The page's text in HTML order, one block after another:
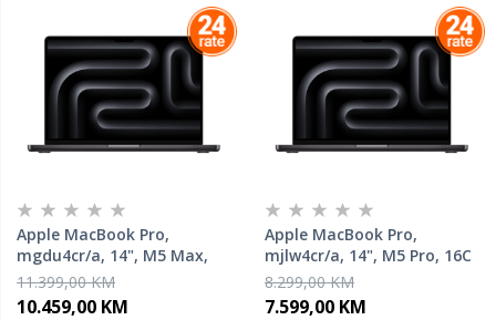
Apple MacBook Pro,
mgdu4cr/a, 14", M5 Max,
32C GPU, 36GB RAM, 2TB
SSD, Space Black, laptop
11.399,00 KM
10.459,00 KM
Apple MacBook Pro,
mjlw4cr/a, 14", M5 Pro, 16C
GPU, 24GB RAM, 2TB SSD,
Space Black, laptop
8.299,00 KM
7.599,00 KM